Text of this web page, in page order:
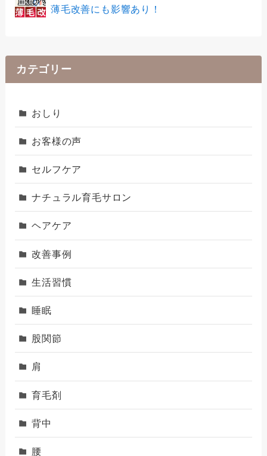
薄毛改善にも影響あり！
カテゴリー
おしり
お客様の声
セルフケア
ナチュラル育毛サロン
ヘアケア
改善事例
生活習慣
睡眠
股関節
肩
育毛剤
背中
腰